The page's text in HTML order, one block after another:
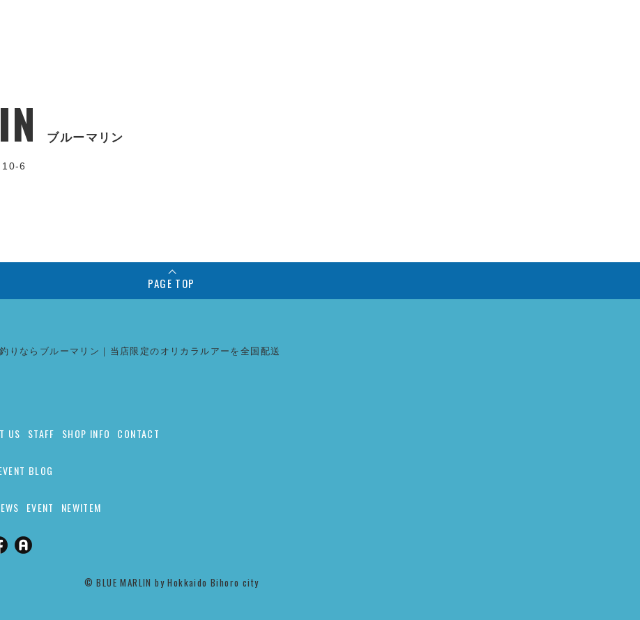
ブルーマリン
10-6
PAGE TOP
りならブルーマリン｜当店限定のオリカラルアーを全国配送
US STAFF SHOP INFO CONTACT
BLOG
EVENT NEWITEM
©︎ BLUE MARLIN by Hokkaido Bihoro city